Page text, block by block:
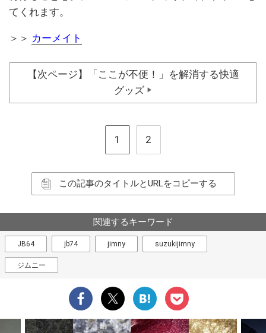
てくれます。
＞＞ カーメイト
【次ページ】「ここが不便！」を解消する快適
グッズ ▶
1 2
この記事のタイトルとURLをコピーする
関連するキーワード
JB64 jb74 jimny suzukijimny
ジムニー